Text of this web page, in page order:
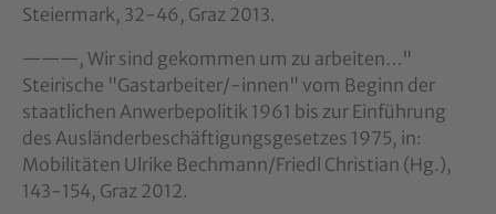
Steiermark, 32-46, Graz 2013.
———, Wir sind gekommen um zu arbeiten…"
Steirische "Gastarbeiter/-innen" vom Beginn der
staatlichen Anwerbepolitik 1961 bis zur Einführung
des Ausländerbeschäftigungsgesetzes 1975, in:
Mobilitäten Ulrike Bechmann/Friedl Christian (Hg.),
143-154, Graz 2012.